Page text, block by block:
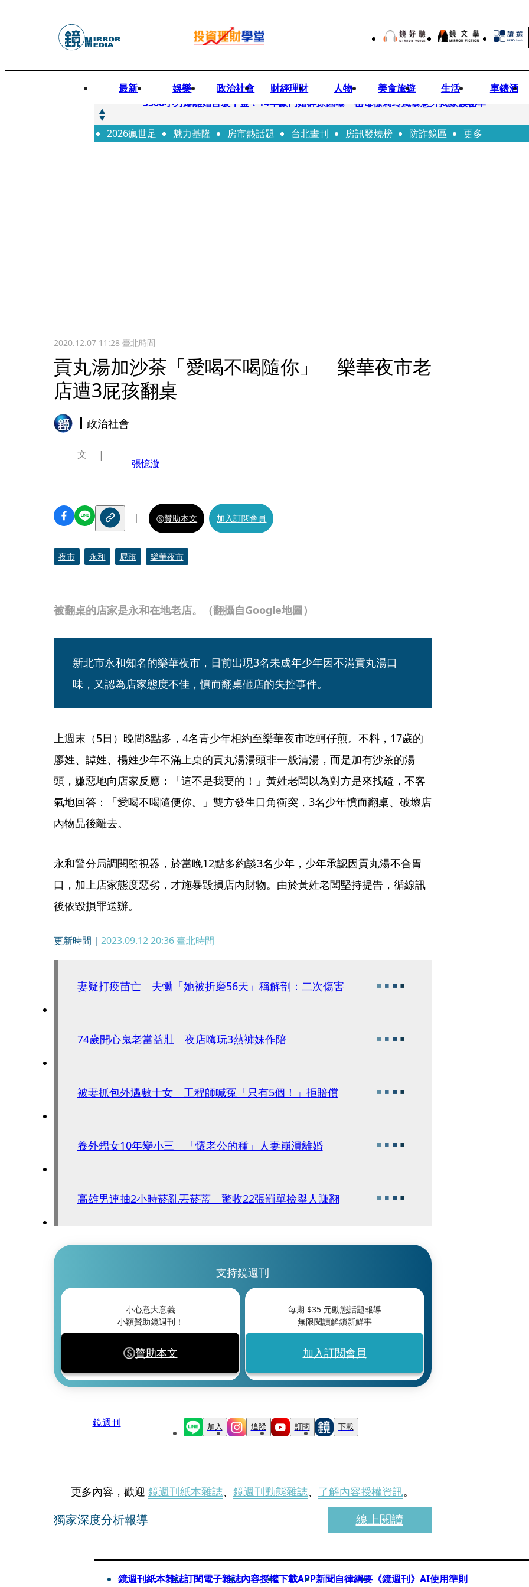
最新 娛樂 政治社會 財經理財 人物 美食旅遊 生活 車錶酒
快訊
5566小刀爆離婚台玻千金！14年豪門婚碎原因曝 岳母徐莉玲風暴意外揭家族祕辛
快訊
徐莉玲喪子劇變／徐莉玲「巨大哀傷足不出戶」 解密長子身世
2026瘋世足 魅力基隆 房市熱話題 台北畫刊 房訊發燒榜 防詐鏡區 更多
2020.12.07 11:28臺北時間
貢丸湯加沙茶「愛喝不喝隨你」 樂華夜市老
店遭3屁孩翻桌
政治社會
被翻桌的店家是永和在地老店。（翻攝自Google地圖）
文
張憶漩
贊助本文 加入訂閱會員
夜市 永和 屁孩 樂華夜市
新北市永和知名的樂華夜市，日前出現3名未成年少年因不滿貢丸湯口
味，又認為店家態度不佳，憤而翻桌砸店的失控事件。
上週末（5日）晚間8點多，4名青少年相約至樂華夜市吃蚵仔煎。不料，17歲的
廖姓、譚姓、楊姓少年不滿上桌的貢丸湯湯頭非一般清湯，而是加有沙茶的湯
頭，嫌惡地向店家反應：「這不是我要的！」黃姓老闆以為對方是來找碴，不客
氣地回答：「愛喝不喝隨便你。」雙方發生口角衝突，3名少年憤而翻桌、破壞店
內物品後離去。
永和警分局調閱監視器，於當晚12點多約談3名少年，少年承認因貢丸湯不合胃
口，加上店家態度惡劣，才施暴毀損店內財物。由於黃姓老闆堅持提告，循線訊
後依毀損罪送辦。
更新時間｜ 2023.09.12 20:36臺北時間
妻疑打疫苗亡 夫慟「她被折磨56天」稱解剖：二次傷害
74歲開心鬼老當益壯 夜店嗨玩3熱褲妹作陪
被妻抓包外遇數十女 工程師喊冤「只有5個！」拒賠償
養外甥女10年變小三 「懷老公的種」人妻崩潰離婚
高雄男連抽2小時菸亂丟菸蒂 驚收22張罰單檢舉人賺翻
支持鏡週刊
小心意大意義
小額贊助鏡週刊！
贊助本文
每期 $35元動態話題報導
無限閱讀解鎖新鮮事
加入訂閱會員
鏡週刊 加入 追蹤 訂閱 下載
更多內容，歡迎 鏡週刊紙本雜誌、 鏡週刊動態雜誌、 了解內容授權資訊。
獨家深度分析報導 線上閱讀
鏡週刊紙本雜誌訂閱電子雜誌內容授權下載APP新聞自律綱要 《鏡週刊》AI使用準則